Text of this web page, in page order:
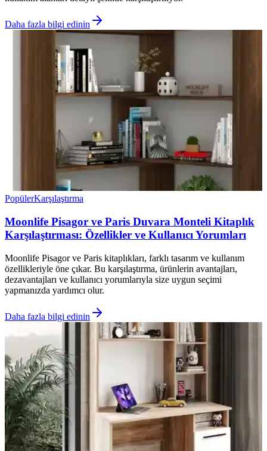
Daha fazla bilgi edinin
PopülerKarşılaştırma
Moonlife Pisagor ve Paris Duvara Monteli Kitaplık
Karşılaştırması: Özellikler ve Kullanıcı Yorumları
Moonlife Pisagor ve Paris kitaplıkları, farklı tasarım ve kullanım
özellikleriyle öne çıkar. Bu karşılaştırma, ürünlerin avantajları,
dezavantajları ve kullanıcı yorumlarıyla size uygun seçimi
yapmanızda yardımcı olur.
Daha fazla bilgi edinin